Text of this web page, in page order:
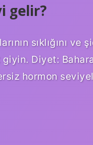
gelir?
sıklığını ve
Diyet:
hormon